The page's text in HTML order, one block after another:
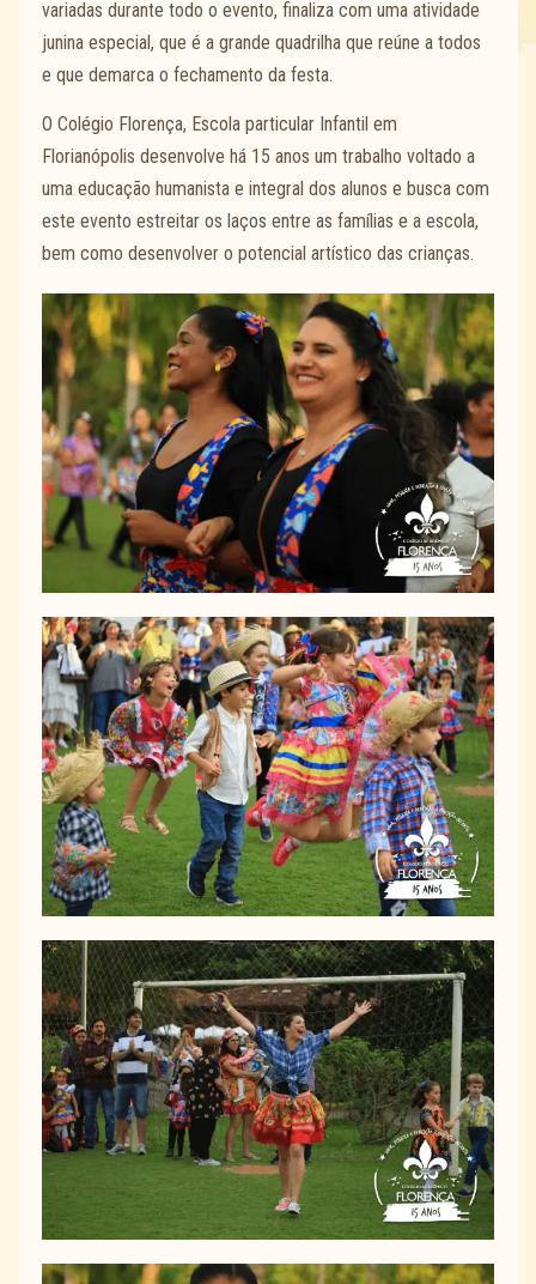
variadas durante todo o evento, finaliza com uma atividade
junina especial, que é a grande quadrilha que reúne a todos
e que demarca o fechamento da festa.
O Colégio Florença, Escola particular Infantil em
Florianópolis desenvolve há 15 anos um trabalho voltado a
uma educação humanista e integral dos alunos e busca com
este evento estreitar os laços entre as famílias e a escola,
bem como desenvolver o potencial artístico das crianças.